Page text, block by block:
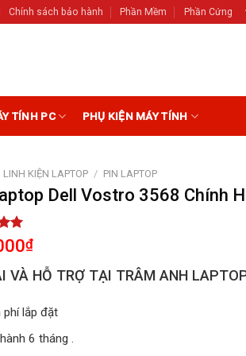
Chính sách bảo hành Phần Mềm Phần Cứng
TÍNH PC PHỤ KIỆN MÁY TÍNH
LINH KIỆN LAPTOP / PIN LAPTOP
Dell Vostro 3568 Chính
₫
VÀ HỖ TRỢ TẠI TRÂM ANH
phí lắp đặt
6 tháng .